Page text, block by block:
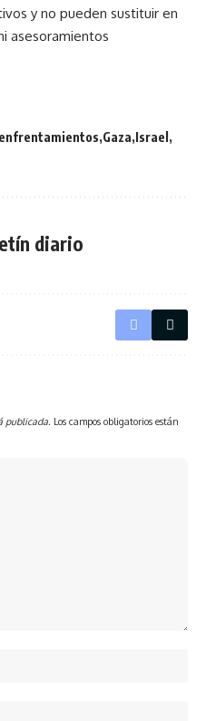
y no pueden sustituir en
asesoramientos
enfrentamientos Gaza Israel
diario
publicada. Los campos obligatorios están